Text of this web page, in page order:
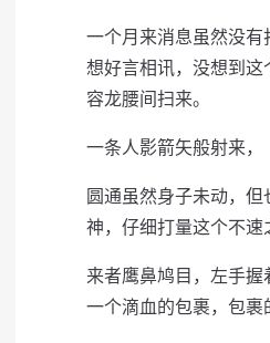
一个月来消息虽然没
想好言相讯，没想到
容龙腰间扫来。
一条人影箭矢般射来，
圆通虽然身子未动，
神，仔细打量这个不速
来者鹰鼻鸠目，左手
一个滴血的包裹，包裹